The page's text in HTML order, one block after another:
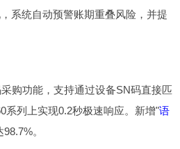
系统自动预警账期重叠风险，并提
购功能，支持通过设备SN码直接匹
系列上实现0.2秒极速响应。新增"语
。